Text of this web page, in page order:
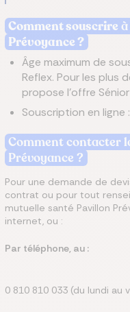
Comment souscrire à
Prévoyance​ ?
Âge maximum de
Reflex. Pour les plus
propose l’offre Sénior
Souscription en ligne
Comment contacter
Prévoyance ?
Pour une demande de
contrat ou pour tout
mutuelle santé Pavillon
internet, ou :
Par téléphone, au :
0 810 810 033 (du lundi au